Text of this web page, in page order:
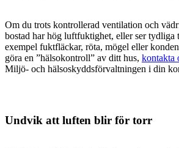
Om du trots kontrollerad ventilation och
bostad har hög luftfuktighet, eller ser tydliga
exempel fuktfläckar, röta, mögel eller
göra en ”hälsokontroll” av ditt hus, kontakta
Miljö- och hälsoskyddsförvaltningen i din
Undvik att luften blir för torr